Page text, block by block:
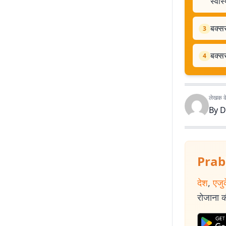
3
4
लेखक के
By
देश,
रोजाना